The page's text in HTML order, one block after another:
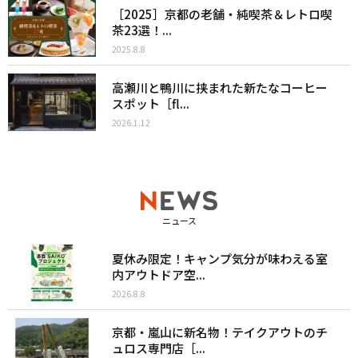
［2025］京都の老舗・純喫茶＆レトロ喫
茶23選！...
2025.8.8
高瀬川と鴨川に挟まれた新たなコーヒー
スポット［fl...
2026.1.12
ニュース
夏休み限定！キャンプ気分が味わえる室
内アウトドア空...
2026.8.8
京都・嵐山に新名物！テイクアウトのチ
ュロス専門店［...